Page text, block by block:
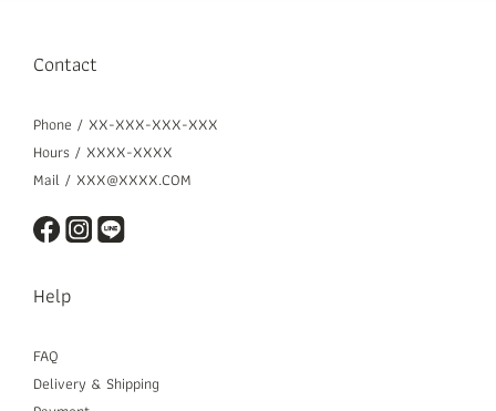
Contact
Phone / XX-XXX-XXX-XXX
Hours / XXXX-XXXX
Mail / XXX@XXXX.COM
Help
FAQ
Delivery & Shipping